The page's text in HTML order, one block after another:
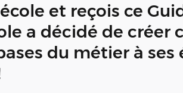
et reçois ce
a décidé de créer
du métier à